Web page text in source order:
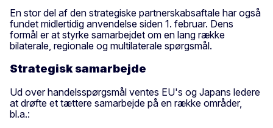
En stor del af den strategiske partnerskabsaftale har også
fundet midlertidig anvendelse siden 1. februar. Dens
formål er at styrke samarbejdet om en lang række
bilaterale, regionale og multilaterale spørgsmål.
Strategisk samarbejde
Ud over handelsspørgsmål ventes EU's og Japans ledere
at drøfte et tættere samarbejde på en række områder,
bl.a.: